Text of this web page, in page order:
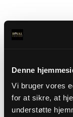
Denne
Vi bruger vores
for at sikre, at
understøtte